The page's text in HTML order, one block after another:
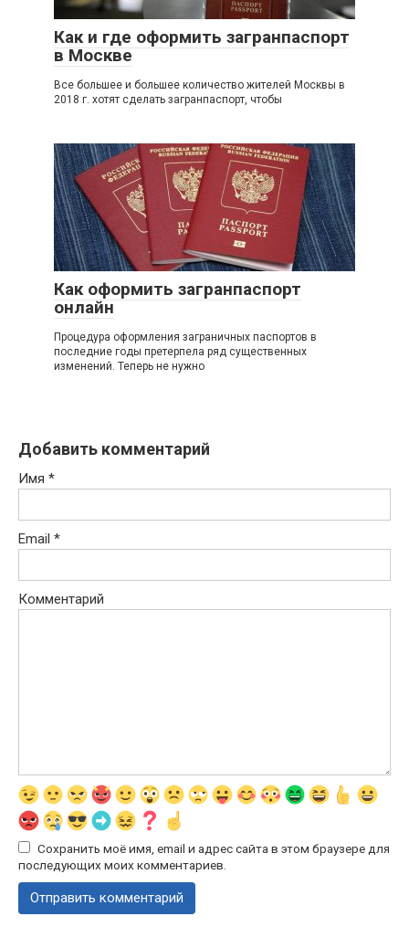
Как и где оформить загранпаспорт
в Москве
Все большее и большее количество жителей Москвы в
2018 г. хотят сделать загранпаспорт, чтобы
Как оформить загранпаспорт
онлайн
Процедура оформления заграничных паспортов в
последние годы претерпела ряд существенных
изменений. Теперь не нужно
Добавить комментарий
Имя *
Email *
Комментарий
Сохранить моё имя, email и адрес сайта в этом браузере для
последующих моих комментариев.